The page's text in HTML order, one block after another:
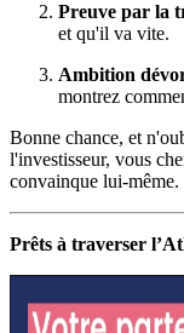
Preuve par la
et qu'il va vite.
Ambition
montrez
Bonne chance, et
l'investisseur, vous
convainque lui-même.
Prêts à traverser